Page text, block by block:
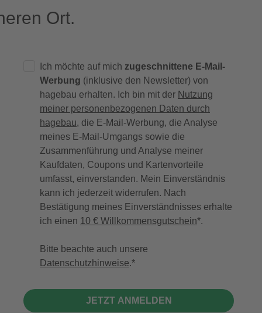
Ort.
Ich möchte auf mich zugeschnittene E-Mail-
Werbung (inklusive den Newsletter) von
hagebau erhalten. Ich bin mit der Nutzung
meiner personenbezogenen Daten durch
hagebau, die E-Mail-Werbung, die Analyse
meines E-Mail-Umgangs sowie die
Zusammenführung und Analyse meiner
Kaufdaten, Coupons und Kartenvorteile
umfasst, einverstanden. Mein Einverständnis
kann ich jederzeit widerrufen. Nach
Bestätigung meines Einverständnisses erhalte
ich einen 10 € Willkommensgutschein*.
Bitte beachte auch unsere
Datenschutzhinweise.
JETZT ANMELDEN